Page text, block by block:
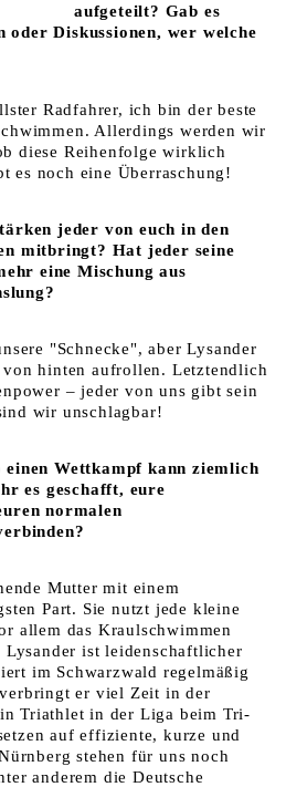
aufgeteilt? Gab es
oder Diskussionen, wer welche
Radfahrer, ich bin der beste
Allerdings werden wir
diese Reihenfolge wirklich
es noch eine Überraschung!
jeder von euch in den
mitbringt? Hat jeder seine
eine Mischung aus
"Schnecke", aber Lysander
hinten aufrollen. Letztendlich
– jeder von uns gibt sein
wir unschlagbar!
Wettkampf kann ziemlich
es geschafft, eure
normalen
Mutter mit einem
Part. Sie nutzt jede kleine
allem das Kraulschwimmen
ist leidenschaftlicher
im Schwarzwald regelmäßig
er viel Zeit in der
Triathlet in der Liga beim Tri-
auf effiziente, kurze und
stehen für uns noch
anderem die Deutsche